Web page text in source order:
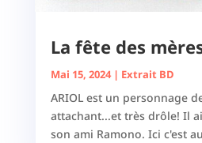
La fête des
Mai 15, 2024| Extrait BD
ARIOL est un personnage
attachant...et très drôle! Il
son ami Ramono. Ici c'est